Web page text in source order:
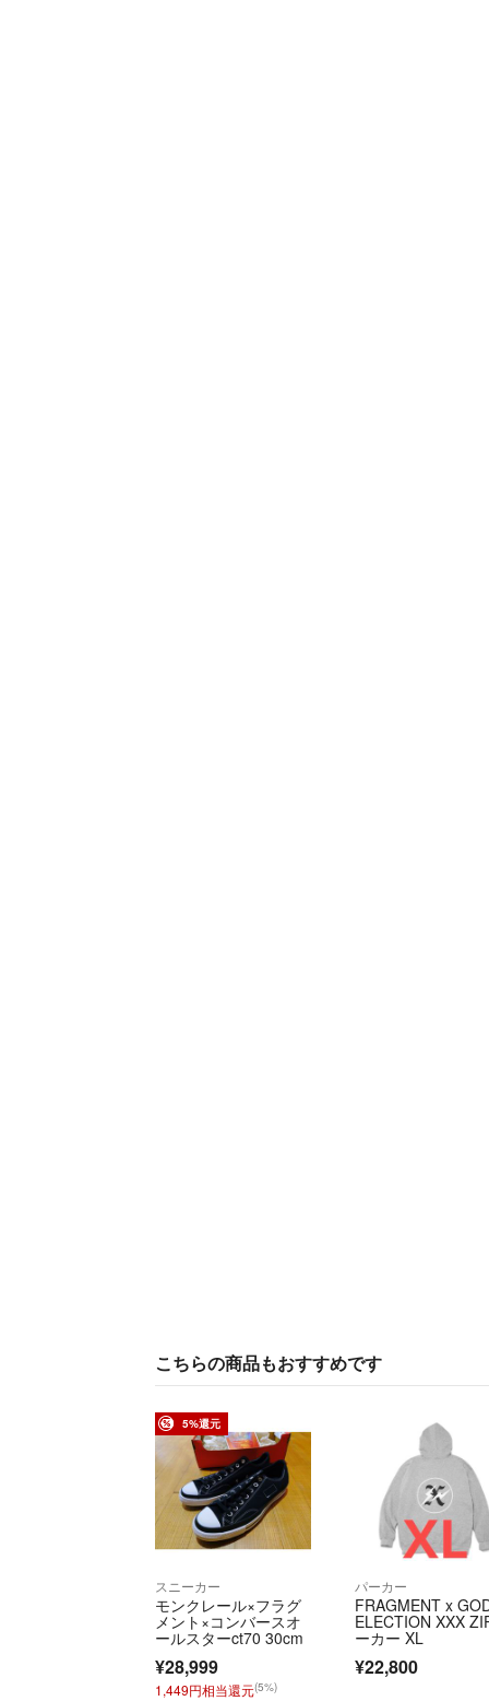
こちらの商品もおすすめです
5%還元
スニーカー
モンクレール×フラグ
メント×コンバースオ
ールスターct70 30cm
¥28,999
1,449円相当還元(5%)
パーカー
FRAGMENT x
ELECTION XXX
ーカー XL
¥22,800